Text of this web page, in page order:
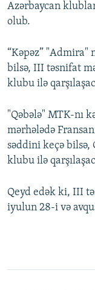
XƏBƏR
Azərbaycan
olub.
“Kəpəz” "Admira"
bilsə, III təsnifat
klubu ilə
"Qəbələ" MTK-nı
mərhələdə
səddini keçə bilsə,
klubu ilə
Qeyd edək ki, III
iyulun 28-i və